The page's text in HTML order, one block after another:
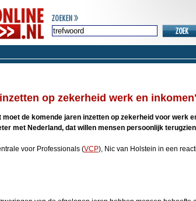
op zekerheid werk en inkomen'
moet de komende jaren inzetten op zekerheid voor werk
met Nederland, dat willen mensen persoonlijk
voor Professionals (VCP), Nic van Holstein in een